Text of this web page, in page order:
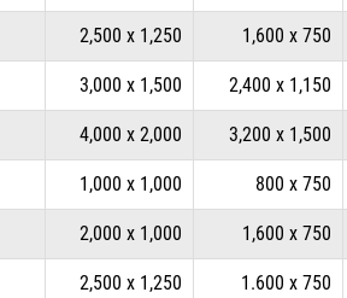
2,500 x 1,250 1,600 x 750
3,000 x 1,500 2,400 x 1,150
4,000 x 2,000 3,200 x 1,500
1,000 x 1,000 800 x 750
2,000 x 1,000 1,600 x 750
2,500 x 1,250 1.600 x 750